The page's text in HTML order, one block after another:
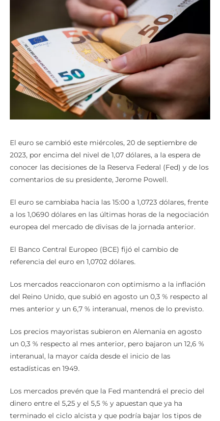
El euro se cambió este miércoles, 20 de septiembre de
2023, por encima del nivel de 1,07 dólares, a la espera de
conocer las decisiones de la Reserva Federal (Fed) y de los
comentarios de su presidente, Jerome Powell.
El euro se cambiaba hacia las 15:00 a 1,0723 dólares, frente
a los 1,0690 dólares en las últimas horas de la negociación
europea del mercado de divisas de la jornada anterior.
El Banco Central Europeo (BCE) fijó el cambio de
referencia del euro en 1,0702 dólares.
Los mercados reaccionaron con optimismo a la inflación
del Reino Unido, que subió en agosto un 0,3 % respecto al
mes anterior y un 6,7 % interanual, menos de lo previsto.
Los precios mayoristas subieron en Alemania en agosto
un 0,3 % respecto al mes anterior, pero bajaron un 12,6 %
interanual, la mayor caída desde el inicio de las
estadísticas en 1949.
Los mercados prevén que la Fed mantendrá el precio del
dinero entre el 5,25 y el 5,5 % y apuestan que ya ha
terminado el ciclo alcista y que podría bajar los tipos de